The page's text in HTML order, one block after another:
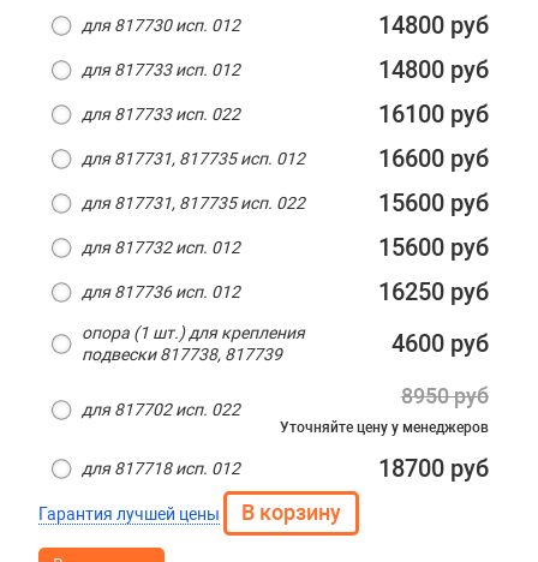
для 817730 исп. 012 14800 руб
для 817733 исп. 012 14800 руб
для 817733 исп. 022 16100 руб
для 817731, 817735 исп. 012 16600 руб
для 817731, 817735 исп. 022 15600 руб
для 817732 исп. 012 15600 руб
для 817736 исп. 012 16250 руб
опора (1 шт.) для крепления
подвески 817738, 817739
4600 руб
для 817702 исп. 022
8950 руб
Уточняйте цену у менеджеров
для 817718 исп. 012 18700 руб
Гарантия лучшей цены